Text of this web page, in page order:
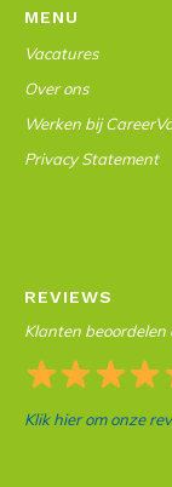
MENU
Vacatures
Over ons
Werken bij
Privacy Statement
REVIEWS
Klanten beoordelen
Klik hier om onze